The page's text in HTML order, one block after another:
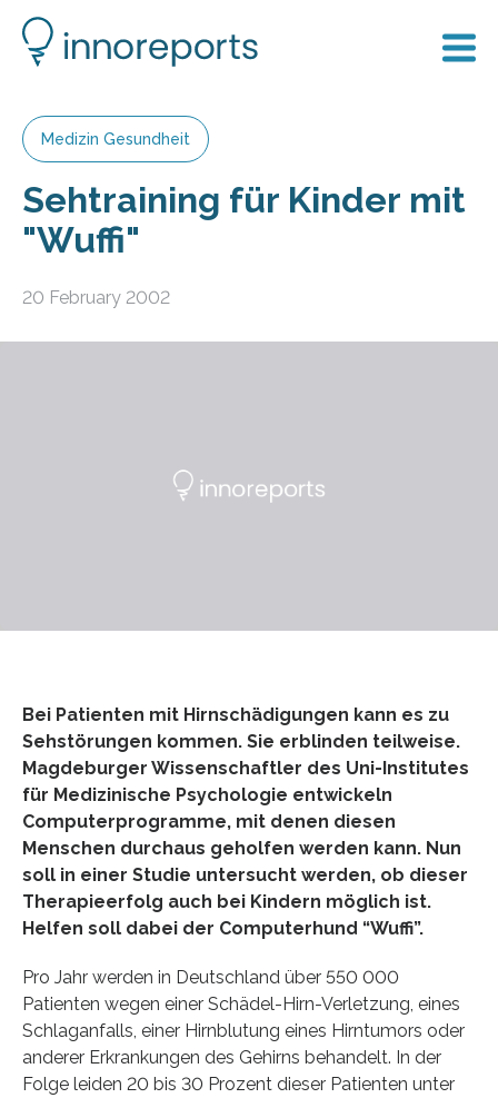
Medizin Gesundheit
Sehtraining für Kinder mit
"Wuffi"
20 February 2002
Bei Patienten mit Hirnschädigungen kann es zu
Sehstörungen kommen. Sie erblinden teilweise.
Magdeburger Wissenschaftler des Uni-Institutes
für Medizinische Psychologie entwickeln
Computerprogramme, mit denen diesen
Menschen durchaus geholfen werden kann. Nun
soll in einer Studie untersucht werden, ob dieser
Therapieerfolg auch bei Kindern möglich ist.
Helfen soll dabei der Computerhund “Wuffi”.
Pro Jahr werden in Deutschland über 550 000
Patienten wegen einer Schädel-Hirn-Verletzung, eines
Schlaganfalls, einer Hirnblutung eines Hirntumors oder
anderer Erkrankungen des Gehirns behandelt. In der
Folge leiden 20 bis 30 Prozent dieser Patienten unter